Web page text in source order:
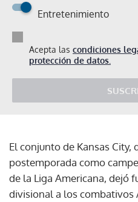
Entretenimiento
Acepta las condiciones
protección de datos.
El conjunto de Kansas City,
postemporada como
de la Liga Americana, dejó
divisional a los combativos